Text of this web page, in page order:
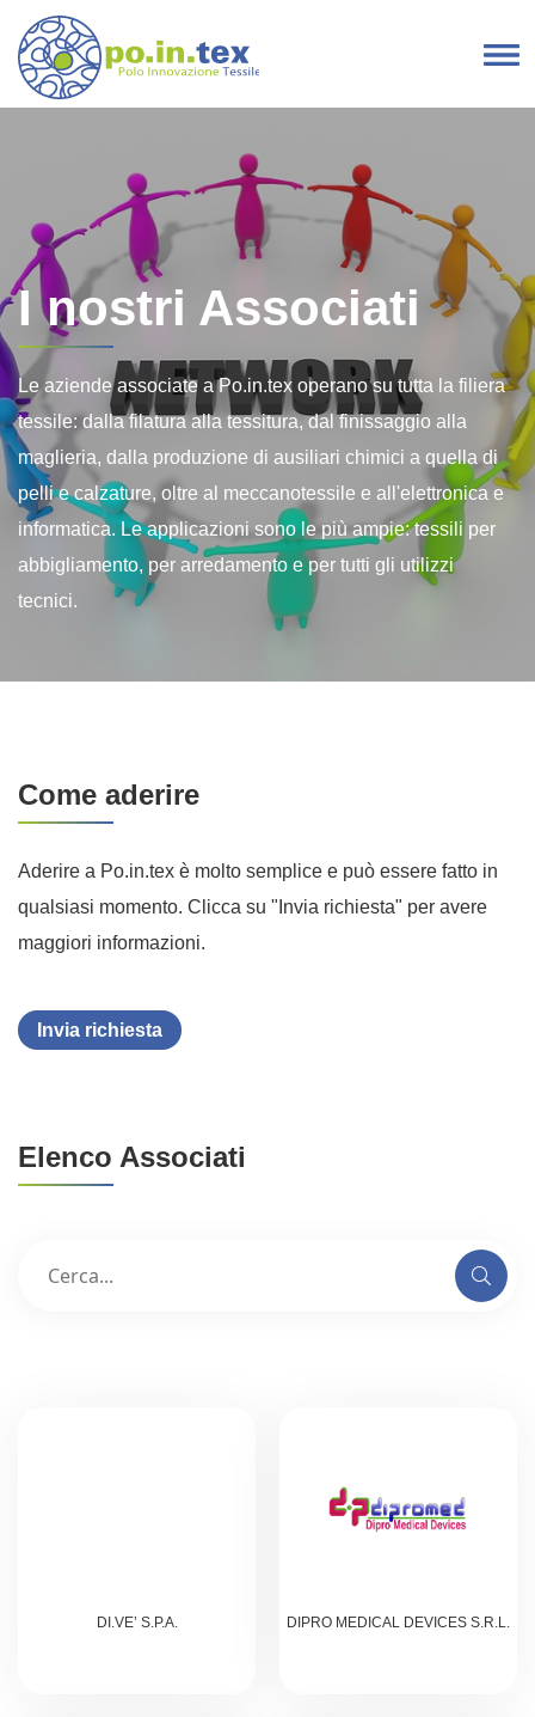
Navigazione principale
I nostri Associati
Le aziende associate a Po.in.tex operano su tutta la filiera
tessile: dalla filatura alla tessitura, dal finissaggio alla
maglieria, dalla produzione di ausiliari chimici a quella di
pelli e calzature, oltre al meccanotessile e all'elettronica e
informatica. Le applicazioni sono le più ampie: tessili per
abbigliamento, per arredamento e per tutti gli utilizzi
tecnici.
Come aderire
Aderire a Po.in.tex è molto semplice e può essere fatto in
qualsiasi momento. Clicca su "Invia richiesta" per avere
maggiori informazioni.
Invia richiesta
Elenco Associati
DI.VE’ S.P.A. DIPRO MEDICAL DEVICES S.R.L.